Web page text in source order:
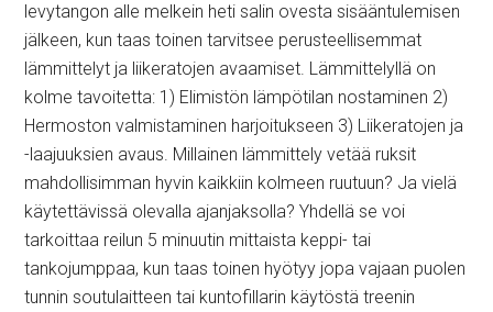
levytangon alle melkein heti salin ovesta sisääntulemisen
jälkeen, kun taas toinen tarvitsee perusteellisemmat
lämmittelyt ja liikeratojen avaamiset. Lämmittelyllä on
kolme tavoitetta: 1) Elimistön lämpötilan nostaminen 2)
Hermoston valmistaminen harjoitukseen 3) Liikeratojen ja
-laajuuksien avaus. Millainen lämmittely vetää ruksit
mahdollisimman hyvin kaikkiin kolmeen ruutuun? Ja vielä
käytettävissä olevalla ajanjaksolla? Yhdellä se voi
tarkoittaa reilun 5 minuutin mittaista keppi- tai
tankojumppaa, kun taas toinen hyötyy jopa vajaan puolen
tunnin soutulaitteen tai kuntofillarin käytöstä treenin